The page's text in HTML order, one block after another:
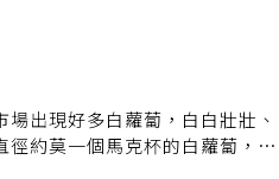
）放冰箱，可以放滿多天的。
分多，建議不要丟棄。但葉綠
，可放很久，且還有香味。2.
一樣，發了芽的洋蔥不會產生
裡有一頁免責申明： 「安東尼
療法醫生、營養師、藥劑師、
專業人員，任何類型的從業者
不應被視為醫療保健建議或醫療
、甜椒、大蒜、洋蔥、大白
外，洋甘菊、百里香、羅勒等
芹菜的芹菜素是最為豐富的，
。 芹菜素會抗血小
康較少有不良的負面影響，但還
the brain」，即「強化腦部，
哺乳媽媽不能飲用，因為鼠尾
的膽固醇（LDL）、高血壓及
時，許多藥草師改用大蒜替
、高纖維食材，具有降血壓、
。根據研究發現，芹菜中含有
免疫力，具抗癌之效。此外，
膳食纖維可幫助腸胃蠕動，緩解
，在家庭料理中，一般人都只
出現好多白蘿蔔，白白壯壯、
約莫一個馬克杯的白蘿蔔，才